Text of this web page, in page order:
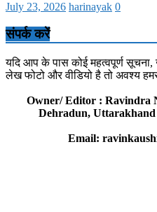
July 23, 2026 harinayak 0
संपर्क करें
यदि आप के पास कोई महत्वपूर्ण
लेख फोटो और वीडियो है तो अवश्य
Owner/ Editor : Ravindra
Dehradun, Uttarakhand
Email: